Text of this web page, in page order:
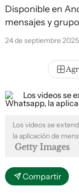
Disponible en
mensajes y
24 de septiembre 2025
Los videos se
la aplicación de
Getty Images
Compartir